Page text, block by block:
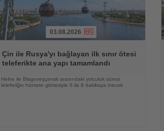
Oku
03.08.2026
Çin ile Rusya'yı bağlayan ilk sınır ötesi
teleferikte ana yapı tamamlandı
Heihe ile Blagoveşçensk arasındaki yolculuk süresi
teleferiğin hizmete girmesiyle 6 ila 8 dakikaya inecek